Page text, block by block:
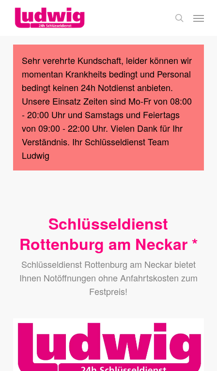
Skip
content
search
Menu
Sehr verehrte Kundschaft, leider können wir
momentan Krankheits bedingt und Personal
bedingt keinen 24h Notdienst anbieten.
Unsere Einsatz Zeiten sind Mo-Fr von 08:00
- 20:00 Uhr und Samstags und Feiertags
von 09:00 - 22:00 Uhr. Vielen Dank für Ihr
Verständnis. Ihr Schlüsseldienst Team
Ludwig
Schlüsseldienst
Rottenburg am Neckar *
Schlüsseldienst Rottenburg am Neckar bietet
Ihnen Notöffnungen ohne Anfahrtskosten zum
Festpreis!